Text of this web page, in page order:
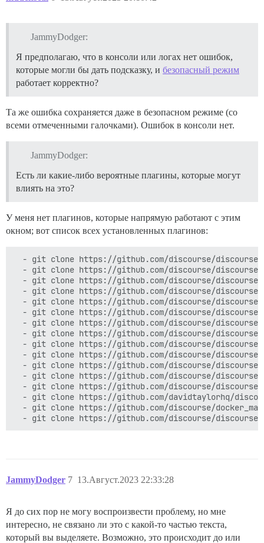
JammyDodger:
Я предполагаю, что в консоли или логах нет ошибок,
которые могли бы дать подсказку, и безопасный режим
работает корректно?
Та же ошибка сохраняется даже в безопасном режиме (со
всеми отмеченными галочками). Ошибок в консоли нет.
JammyDodger:
Есть ли какие-либо вероятные плагины, которые могут
влиять на это?
У меня нет плагинов, которые напрямую работают с этим
окном; вот список всех установленных плагинов:
- git clone https://github.com/discourse/
- git clone https://github.com/discourse/
- git clone https://github.com/discourse/
- git clone https://github.com/discourse/
- git clone https://github.com/discourse/
- git clone https://github.com/discourse/
- git clone https://github.com/discourse/
- git clone https://github.com/discourse/
- git clone https://github.com/discourse/
- git clone https://github.com/discourse/
- git clone https://github.com/discourse/
- git clone https://github.com/discourse/
- git clone https://github.com/discourse/
- git clone https://github.com/davidtaylorhq/
- git clone https://github.com/discourse/
JammyDodger 13.Август.2023 22:33:28
7
Я до сих пор не могу воспроизвести проблему, но мне
интересно, не связано ли это с какой-то частью текста,
который вы выделяете. Возможно, это происходит до или